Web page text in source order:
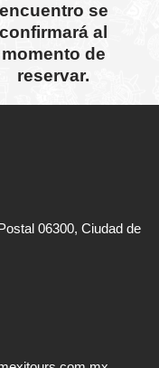
encuentro se
confirmará al
momento de
reservar.
06300, Ciudad de